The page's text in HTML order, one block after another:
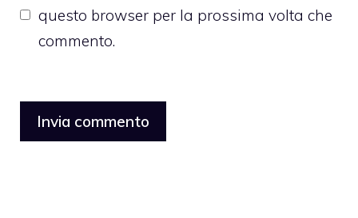
questo browser per la prossima volta che
commento.